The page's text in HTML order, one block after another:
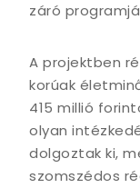
záró
A projektben
korúak
415 millió
olyan
dolgoztak ki,
szomszédos